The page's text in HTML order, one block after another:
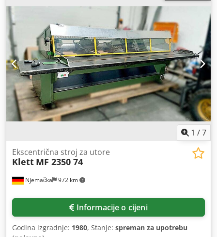
1 /7
Njemačka 972 km
Ekscentrična stroj za utore
Klett MF 2350 74
Informacije o cijeni
Godina izgradnje: 1980, Stanje: spreman za upotrebu